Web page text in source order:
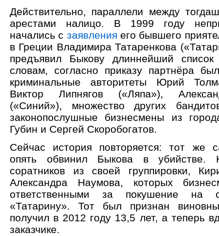
Действительно, параллели между
арестами налицо. В 1999 году
начались с заявления его бывшего
в Греции Владимира Татаренкова
предъявил Быкову длиннейший
словам, согласно приказу партнёра
криминальные авторитеты Юрий
Виктор Липнягов («Ляпа»),
(«Синий»), множество других
законопослушные бизнесмены из
Губин и Сергей Скоробогатов.
Сейчас история повторяется: тот же
опять обвинил Быкова в
соратников из своей группировки,
Александра Наумова, которых
ответственными за покушение на
«Татарину». Тот был признан
получил в 2012 году 13,5 лет, а теперь
заказчике.